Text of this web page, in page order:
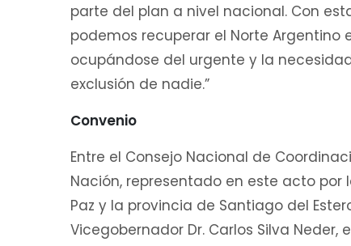
parte del plan a nivel nacional. Con
podemos recuperar el Norte
ocupándose del urgente y la
exclusión de nadie.”
Convenio
Entre el Consejo Nacional de
Nación, representado en este acto por
Paz y la provincia de Santiago del
Vicegobernador Dr. Carlos Silva Neder,